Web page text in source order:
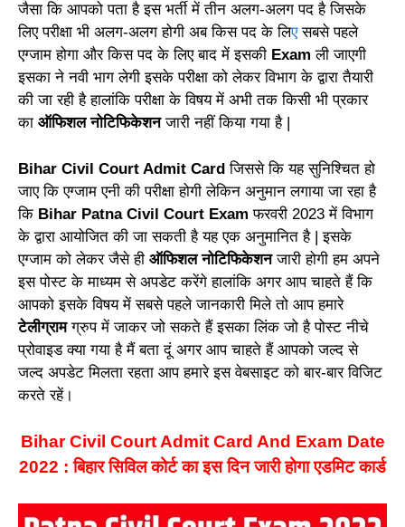
जैसा कि आपको पता है इस भर्ती में तीन अलग-अलग पद है जिसके
लिए परीक्षा भी अलग-अलग होगी अब किस पद के लिएसबसे पहले
एग्जाम होगा और किस पद के लिए बाद में इसकी Exam ली जाएगी
इसका ने नवी भाग लेगी इसके परीक्षा को लेकर विभाग के द्वारा तैयारी
की जा रही है हालांकि परीक्षा के विषय में अभी तक किसी भी प्रकार
का ऑफिशल नोटिफिकेशनजारी नहीं किया गया है |
Bihar Civil Court Admit Card जिससे कि यह सुनिश्चित हो
जाए कि एग्जाम एनी की परीक्षा होगी लेकिन अनुमान लगाया जा रहा है
कि Bihar Patna Civil Court Exam फरवरी 2023 में विभाग
के द्वारा आयोजित की जा सकती है यह एक अनुमानित है | इसके
एग्जाम को लेकर जैसे ही ऑफिशल नोटिफिकेशनजारी होगी हम अपने
इस पोस्ट के माध्यम से अपडेट करेंगे हालांकि अगर आप चाहते हैं कि
आपको इसके विषय में सबसे पहले जानकारी मिले तो आप हमारे
टेलीग्रामग्रुप में जाकर जो सकते हैं इसका लिंक जो है पोस्ट नीचे
प्रोवाइड क्या गया है मैं बता दूं अगर आप चाहते हैं आपको जल्द से
जल्द अपडेट मिलता रहता आप हमारे इस वेबसाइट को बार-बार विजिट
करते रहें।
Bihar Civil Court Admit Card And Exam Date
2022 : बिहार सिविल कोर्ट का इस दिन जारी होगा एडमिट कार्ड